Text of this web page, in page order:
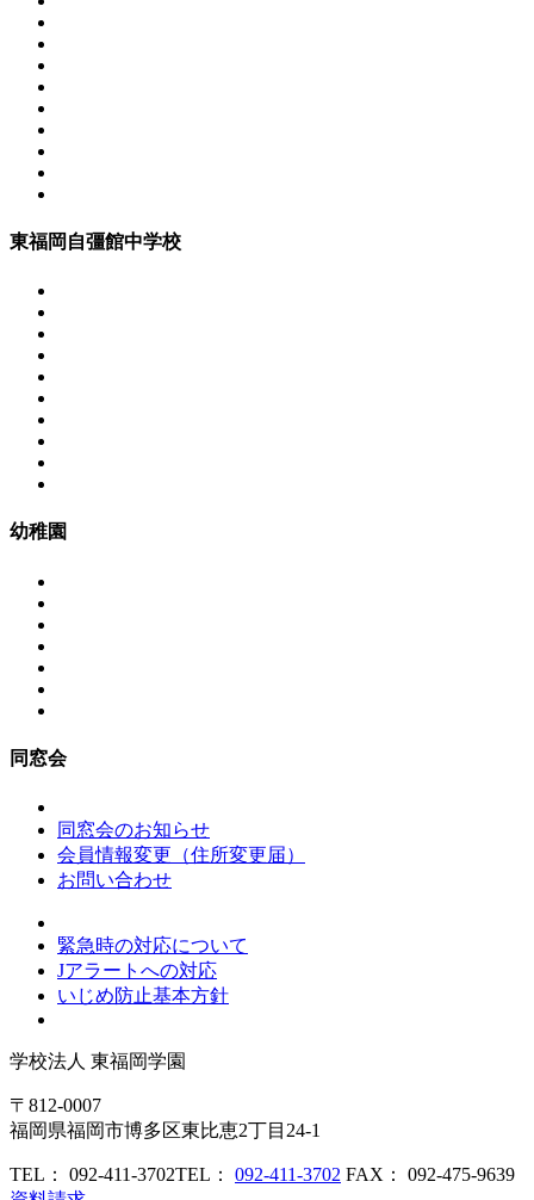
東福岡自彊館中学校
幼稚園
同窓会
同窓会のお知らせ
会員情報変更（住所変更届）
お問い合わせ
緊急時の対応について
Jアラートへの対応
いじめ防止基本方針
学校法人 東福岡学園
〒812-0007
福岡県福岡市博多区東比恵2丁目24-1
TEL： 092-411-3702TEL： 092-411-3702 FAX： 092-475-9639